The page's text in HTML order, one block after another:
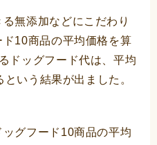
無添加などにこだわり
10商品の平均価格を算
ドッグフード代は、平均
いう結果が出ました。
グフード10商品の平均